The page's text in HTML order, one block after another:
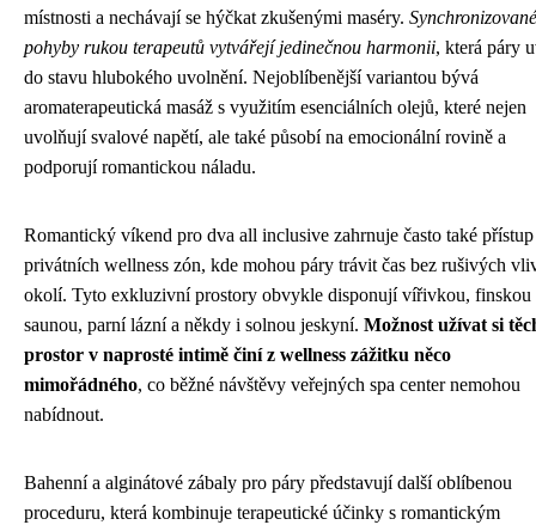
místnosti a nechávají se hýčkat zkušenými maséry. Synchronizované
pohyby rukou terapeutů vytvářejí jedinečnou harmonii, která páry
do stavu hlubokého uvolnění. Nejoblíbenější variantou bývá
aromaterapeutická masáž s využitím esenciálních olejů, které nejen
uvolňují svalové napětí, ale také působí na emocionální rovině a
podporují romantickou náladu.
Romantický víkend pro dva all inclusive zahrnuje často také
privátních wellness zón, kde mohou páry trávit čas bez rušivých
okolí. Tyto exkluzivní prostory obvykle disponují vířivkou, finskou
saunou, parní lázní a někdy i solnou jeskyní. Možnost užívat si
prostor v naprosté intimě činí z wellness zážitku něco
mimořádného, co běžné návštěvy veřejných spa center nemohou
nabídnout.
Bahenní a alginátové zábaly pro páry představují další oblíbenou
proceduru, která kombinuje terapeutické účinky s romantickým